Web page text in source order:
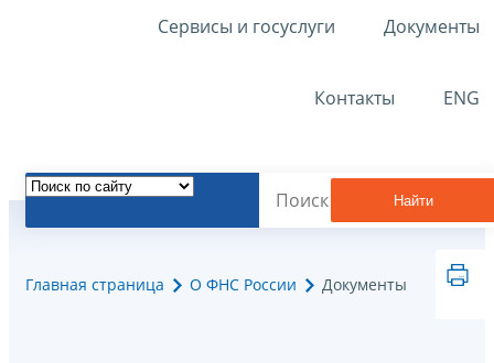
Сервисы и госуслуги Документы
Контакты ENG
Найти
Главная страница О ФНС России Документы